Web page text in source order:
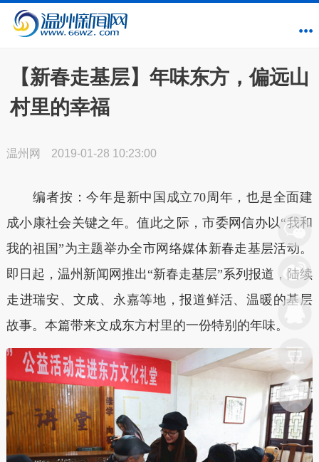
【新春走基层】年味东方，偏远山
村里的幸福
温州网 2019-01-28 10:23:00
编者按：今年是新中国成立70周年，也是全面建
成小康社会关键之年。值此之际，市委网信办以“我和
我的祖国”为主题举办全市网络媒体新春走基层活动。
即日起，温州新闻网推出“新春走基层”系列报道，陆续
走进瑞安、文成、永嘉等地，报道鲜活、温暖的基层
故事。本篇带来文成东方村里的一份特别的年味。